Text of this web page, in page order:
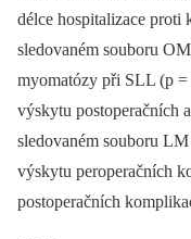
délce hospitalizace proti
sledovaném souboru
myomatózy při SLL (p
výskytu postoperačních
sledovaném souboru
výskytu peroperačních
postoperačních